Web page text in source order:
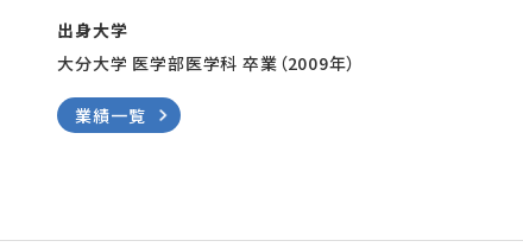
出身大学
大分大学 医学部医学科 卒業（2009年）
業績一覧